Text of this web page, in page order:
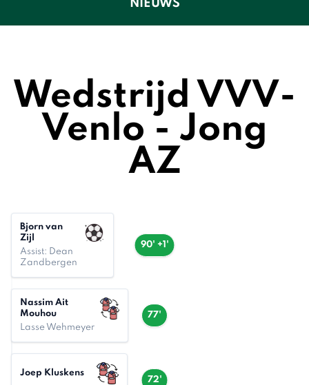
NIEUWS
Wedstrijd VVV-
Venlo - Jong
AZ
90' +1'
Bjorn van
Zijl
Assist: Dean
Zandbergen
77'
Nassim Ait
Mouhou
Lasse Wehmeyer
72'
Joep Kluskens